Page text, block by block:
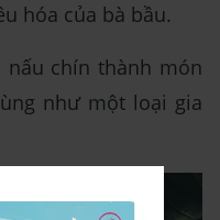
hóa của bà bầu.
chín thành món
như một loại gia